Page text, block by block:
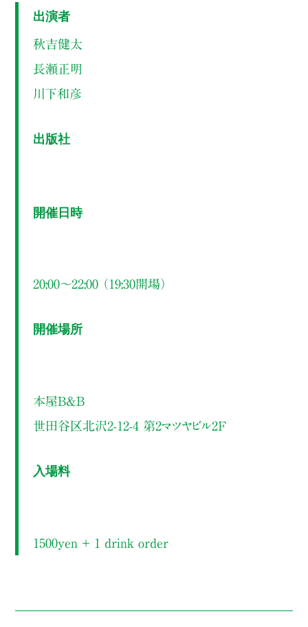
出演者
秋吉健太
長瀬正明
川下和彦
出版社
開催日時
20:00～22:00 （19:30開場）
開催場所
本屋B&B
世田谷区北沢2-12-4 第2マツヤビル2F
入場料
1500yen ＋ 1 drink order